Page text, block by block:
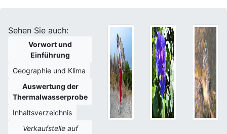
Sehen Sie auch:
Vorwort und
Einführung
Geographie und Klima
Auswertung der
Thermalwasserprobe
Inhaltsverzeichnis
Verkaufstelle auf